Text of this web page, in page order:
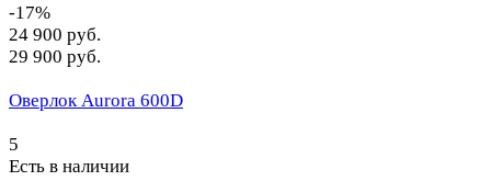
-17%
24 900 руб.
29 900 руб.
Оверлок Aurora 600D
5
Есть в наличии